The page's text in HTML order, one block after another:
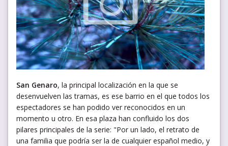
San Genaro, la principal localización en la que se
desenvuelven las tramas, es ese barrio en el que todos los
espectadores se han podido ver reconocidos en un
momento u otro. En esa plaza han confluido los dos
pilares principales de la serie: "Por un lado, el retrato de
una familia que podría ser la de cualquier español medio, y